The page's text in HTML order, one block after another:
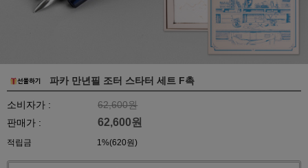
파카 만년필 조터 스타터 세트 F촉
소비자가 :
62,600원
판매가 :
62,600원
적립금 1%(620원)